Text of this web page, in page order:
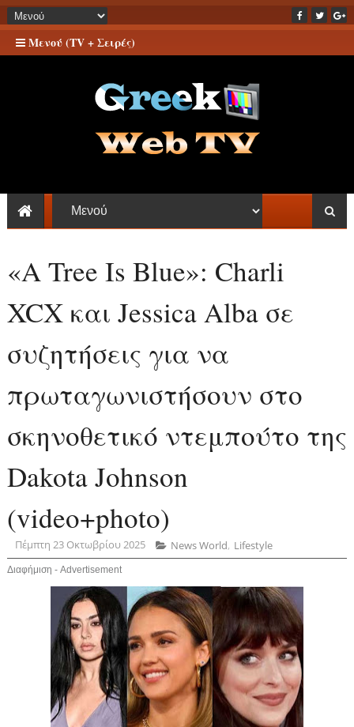
Μενού (TV + Σειρές)
«A Tree Is Blue»: Charli
XCX και Jessica Alba σε
συζητήσεις για να
πρωταγωνιστήσουν στο
σκηνοθετικό ντεμπούτο της
Dakota Johnson
(video+photo)
Πέμπτη 23 Οκτωβρίου 2025 Νews World, Lifestyle
Διαφήμιση - Advertisement